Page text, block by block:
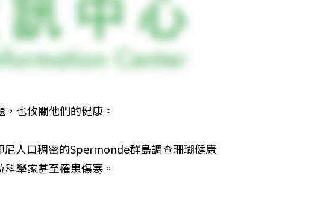
也攸關他們的健康。
人口稠密的Spermonde群島調查珊瑚健康
學家甚至罹患傷寒。